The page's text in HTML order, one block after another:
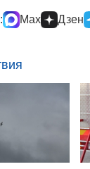
Max Дзен